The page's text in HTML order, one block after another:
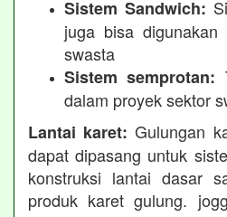
Sistem Sandwich:
juga bisa
swasta
Sistem semprotan:
dalam proyek sektor
Lantai karet: Gulungan
dapat dipasang untuk
konstruksi lantai dasar
produk karet gulung.